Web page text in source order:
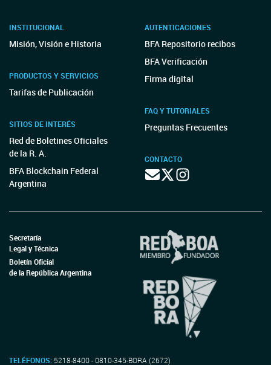
INSTITUCIONAL
Misión, Visión e Historia
PRODUCTOS Y SERVICIOS
Tarifas de Publicación
SITIOS DE INTERÉS
Red de Boletines Oficiales
de la R. A.
BFA Blockchain Federal
Argentina
AUTENTICACIONES
BFA Repositorio recibos
BFA Verificación
Firma digital
FAQ Y TUTORIALES
Preguntas Frecuentes
CONTACTO
Secretaría
Legal y Técnica
Boletín Oficial
de la República Argentina
TELÉFONOS: 5218-8400 - 0810-345-BORA (2672)